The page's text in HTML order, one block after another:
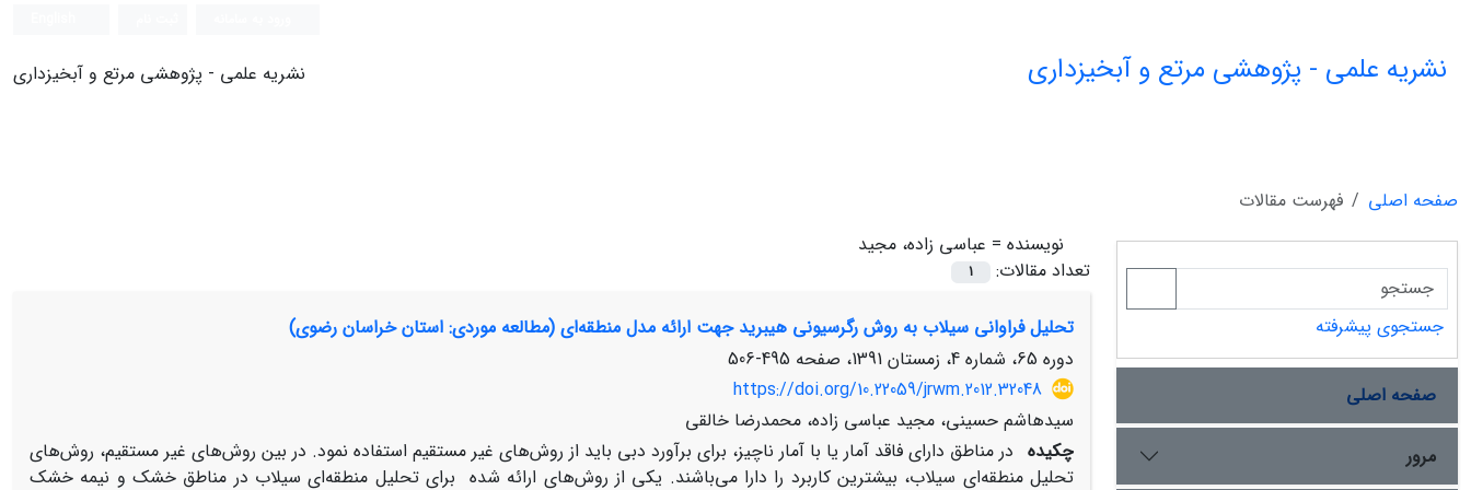
نشریه علمی - پژوهشی مرتع و آبخیزداری نشریه علمی - پژوهشی مرتع و آبخیزداری
صفحه اصلی
فهرست مقالات
نویسنده = عباسی زاده، مجید
تعداد مقالات:
1
تحلیل فراوانی سیلاب به روش رگرسیونی هیبرید جهت ارائه مدل منطقه‌ای (مطالعه موردی: استان خراسان رضوی)
دوره 65، شماره 4، زمستان 1391، صفحه
495-506
https://doi.org/10.22059/jrwm.2012.32048
سیدهاشم حسینی، مجید عباسی زاده، محمدرضا خالقی
چکیده در مناطق دارای فاقد آمار یا با آمار ناچیز، برای برآورد دبی باید از روش‌های غیر مستقیم استفاده نمود. در بین روش‌های غیر مستقیم، روش‌های
تحلیل منطقه‌ای سیلاب، بیشترین کاربرد را دارا می‌باشند. یکی از روش‌های ارائه شده برای تحلیل منطقه‌ای سیلاب در مناطق خشک و نیمه خشک
جستجوی پیشرفته
صفحه اصلی
مرور